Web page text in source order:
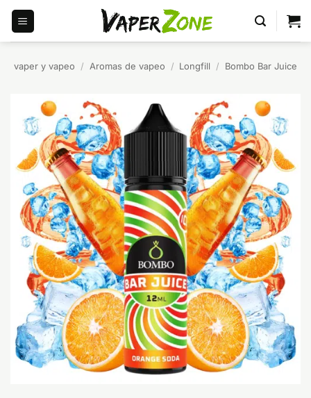
Saltar
contenido
vaper y vapeo / Aromas de vapeo / Longfill / Bombo Bar Juice